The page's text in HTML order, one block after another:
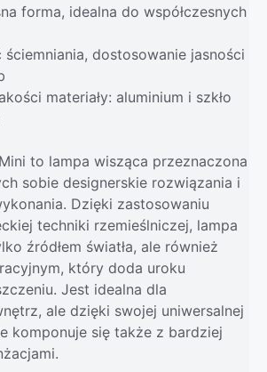
forma, idealna do współczesnych
ściemniania, dostosowanie jasności
materiały: aluminium i szkło
to lampa wisząca przeznaczona
sobie designerskie rozwiązania i
Dzięki zastosowaniu
techniki rzemieślniczej, lampa
źródłem światła, ale również
który doda uroku
Jest idealna dla
ale dzięki swojej uniwersalnej
komponuje się także z bardziej